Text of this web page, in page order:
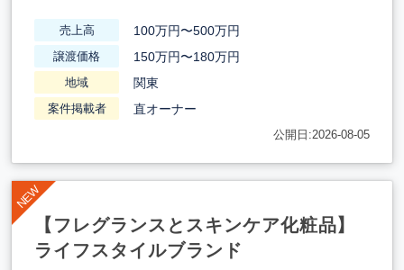
売上高 100万円〜500万円
譲渡価格 150万円〜180万円
地域 関東
案件掲載者 直オーナー
公開日:2026-08-05
【フレグランスとスキンケア化粧品】
ライフスタイルブランド